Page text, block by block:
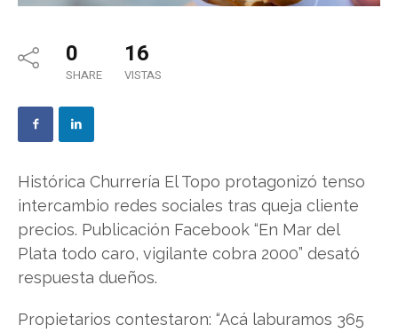
0
SHARE
16
VISTAS
Histórica Churrería El Topo protagonizó tenso
intercambio redes sociales tras queja cliente
precios. Publicación Facebook “En Mar del
Plata todo caro, vigilante cobra 2000” desató
respuesta dueños.
Propietarios contestaron: “Acá laburamos 365